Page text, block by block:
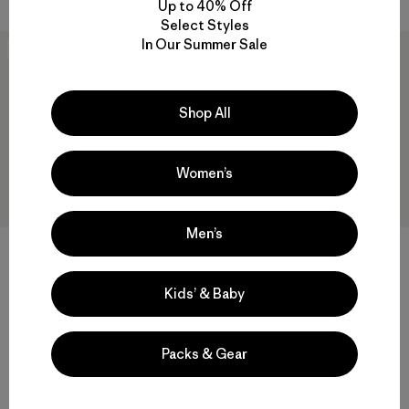
Winter Duckbill Cap
Valoración: 4.3 / 5
Comentarios
New
W's Wind Shield Jacket
$ 199
Valoración: 4.6 / 5 Comentarios
Up to 40% Off
Select Styles
In Our Summer Sale
Shop All
Women’s
Men’s
Kids’ & Baby
Packs & Gear